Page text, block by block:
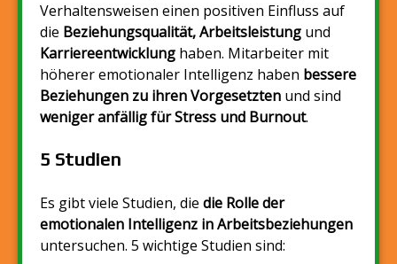
Verhaltensweisen einen positiven Einfluss auf
die Beziehungsqualität, Arbeitsleistung und
Karriereentwicklung haben. Mitarbeiter mit
höherer emotionaler Intelligenz haben bessere
Beziehungen zu ihren Vorgesetzten und sind
weniger anfällig für Stress und Burnout.
5 Studien
Es gibt viele Studien, die die Rolle der
emotionalen Intelligenz inArbeitsbeziehungen
untersuchen. 5 wichtige Studien sind: